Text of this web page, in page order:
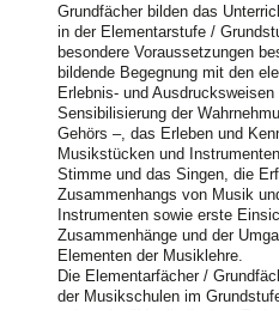
Grundfächer bilden das
in der Elementarstufe /
besondere Voraussetzungen
bildende Begegnung mit den
Erlebnis- und
Sensibilisierung der
Gehörs –, das Erleben und
Musikstücken und
Stimme und das Singen, die
Zusammenhangs von Musik
Instrumenten sowie erste
Zusammenhänge und der
Elementen der Musiklehre.
Die Elementarfächer /
der Musikschulen im